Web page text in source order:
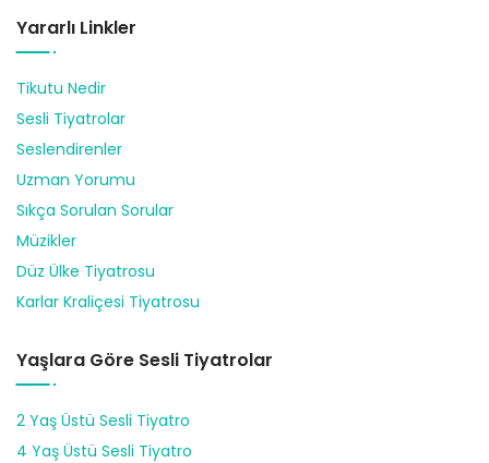
Yararlı Linkler
Tikutu Nedir
Sesli Tiyatrolar
Seslendirenler
Uzman Yorumu
Sıkça Sorulan Sorular
Müzikler
Düz Ülke Tiyatrosu
Karlar Kraliçesi Tiyatrosu
Yaşlara Göre Sesli Tiyatrolar
2 Yaş Üstü Sesli Tiyatro
4 Yaş Üstü Sesli Tiyatro